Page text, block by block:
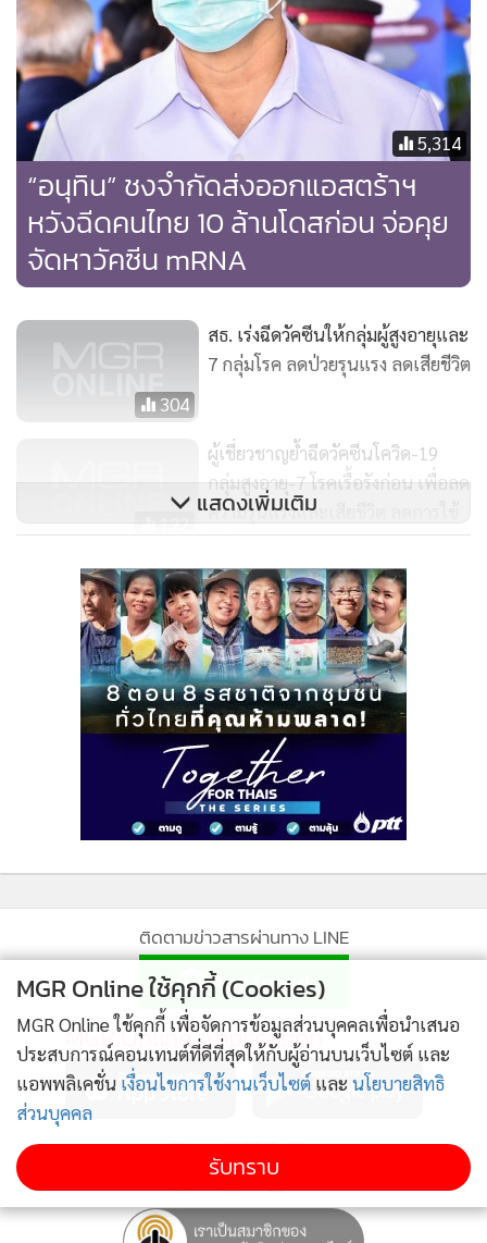
การดำเนินงาน 61 ล้านโดส ตั้งแต่เดือนมิถุนายน-ธันวาคม 2564
นายแพทย์โอภาส กล่าวต่อว่า ในการส่งมอบวัคซีนแอสตร้าเซนเน
ก้านั้น ตามกำหนดการจะเริ่มเดือนมิถุนายน 2564 แต่เนื่องจาก
ประเทศไทยมีการระบาดจึงมีการส่งมาให้ก่อน 2 ล็อต ได้แก่ วันที่
28 กุมภาพันธ์ 2564 จำนวน 117,300 โดส และวันที่ 28
พฤษภาคม 2564 จำนวน 242,100 โดส รวม 359,400 โดส,
สำหรับเดือนมิถุนายน 2564 ส่งมา 5,130,000 โดส ได้แก่ วันที่ 4
จำนวน 610,000 โดส, วันที่ 18 มิถุนายน 2564 จำนวน 970,000
โดส, วันที่ 23 มิถุนายน 2564 จำนวน 593,300 โดส, วันที่ 25
มิถุนายน 2564 จำนวน 323,600 โดส และวันที่ 30 มิถุนายน
เป็น 5,489,400 โดส ส่วนเดือนกรกฎาคม 2564 ส่งมาจำนวน
2,704,100 โดส ได้แก่ วันที่ 3 กรกฎาคม 2564 จำนวน 590,000
โดส, วันที่ 9 กรกฎาคม 2564 จำนวน 555,400 โดส, วันที่ 12
2564 จำนวน 505,700 โดส รวมทั้งหมด 12 ล็อต จำนวน
8,193,500 โดส จะเห็นว่าเมื่อผลิตและตรวจรับรองรุ่นการผลิต
เสร็จก็ทยอยส่งมอบ เป็นไปตามที่กระทรวงสาธารณสุขได้แจ้งว่า
จะส่งเป็นรายสัปดาห์
สำหรับจดหมายของบริษัท แอสตร้าเซนเนก้า ที่ส่งถึงนายอนุทิน
ชาญวีรกูล รองนายกรัฐมนตรี และ รัฐมนตรีว่าการกระทรวง
สาธารณสุข เพื่อขอบคุณที่สนับสนุนให้ประเทศไทยเป็นฐานการ
ผลิตวัคซีนแอสตร้าเซนเนก้าในภูมิภาคอาเซียน รวมถึงประเทศ
อื่นนอกอาเซียน คือ มัลดีฟส์ และไต้หวัน รวม 8 ประเทศ มีการ
ในเดือนมิถุนายน 2564 แต่มีการส่งล่วงหน้ามาตั้งแต่เดือน
กุมภาพันธ์ 2564 และพูดถึงเรื่องจำนวนวัคซีนที่สั่งจอง
ประเทศไทยมีการจองมากที่สุด 61 ล้านโดส คิดเป็น 1 ใน 3 ของ
จำนวนวัคซีนที่มีการจองในอาเซียน บริษัทยืนยันการจัดส่งวัคซีน
ให้ประเทศไทย 1 ใน 3 ของวัคซีนที่ผลิตได้ และจะพยายามส่งให้
ครบถ้วนตามสัญญา
“ช่วงทำสัญญาจองและลงนามสัญญา 3 ฝ่าย ยังไม่ได้มีการผลิต
วัคซีนจริง เป็นการทำสัญญาจองล่วงหน้าจึงเป็นไปไม่ได้ที่จะบอก
ว่า แต่ละเดือนจะผลิตได้เท่าไร ส่งให้เท่าไรและเมื่อไร จึงต้องมี
5,314
“อนุทิน” ชงจำกัดส่งออกแอสตร้าฯ
หวังฉีดคนไทย 10 ล้านโดสก่อน จ่อคุย
จัดหาวัคซีน mRNA
304
สธ. เร่งฉีดวัคซีนให้กลุ่มผู้สูงอายุและ
7 กลุ่มโรค ลดป่วยรุนแรง ลดเสียชีวิต
122
ผู้เชี่ยวชาญย้ำฉีดวัคซีนโควิด-19
กลุ่มสูงอายุ-7 โรคเรื้อรังก่อน เพื่อลด
ความรุนแรงและเสียชีวิต ลดการใช้
ไอซียู
241
สธ.จ่อชงแนวทางฉีดวัคซีนสลับชนิด
เข้า ศบค.พรุ่งนี้ คาดเริ่มพร้อมกันทั่ว
ประเทศสัปดาห์หน้า
แสดงเพิ่มเติม
ติดตามข่าวสารผ่านทาง LINE
MGR Online Application
ติดตาม MGR Online
MGR Online ใช้คุกกี้ (Cookies)
MGR Online ใช้คุกกี้ เพื่อจัดการข้อมูลส่วนบุคคลเพื่อนำเสนอ
ประสบการณ์คอนเทนต์ที่ดีที่สุดให้กับผู้อ่านบนเว็บไซต์ และ
แอพพลิเคชั่น เงื่อนไขการใช้งานเว็บไซต์ และ นโยบายสิทธิ
ส่วนบุคคล
รับทราบ